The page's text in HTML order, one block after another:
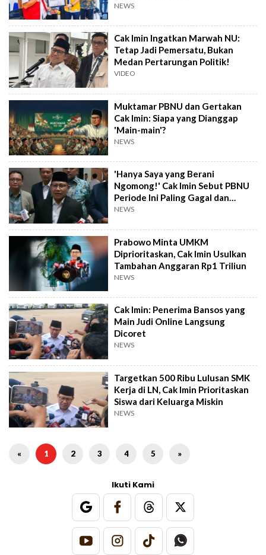
NEWS
Cak Imin Ingatkan Marwah NU:
Tetap Jadi Pemersatu, Bukan
Medan Pertarungan Politik!
VIDEO
Muktamar PBNU dan Gertakan
Cak Imin: Siapa yang Dianggap
'Main-main'?
NEWS
'Hanya Saya yang Berani
Ngomong!' Cak Imin Sebut PBNU
Periode Ini Paling Gagal dan
Mundur
NEWS
Prabowo Minta UMKM
Diprioritaskan, Cak Imin Usulkan
Tambahan Anggaran Rp1 Triliun
NEWS
Cak Imin: Penerima Bansos yang
Main Judi Online Langsung
Dicoret
NEWS
Targetkan 500 Ribu Lulusan SMK
Kerja di LN, Cak Imin Prioritaskan
Siswa dari Keluarga Miskin
NEWS
« 1 2 3 4 5 »
Ikuti Kami